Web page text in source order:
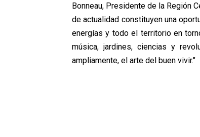
Bonneau, Presidente de la Región
de actualidad constituyen una
energías y todo el territorio en
música, jardines, ciencias y
ampliamente, el arte del buen vivir."